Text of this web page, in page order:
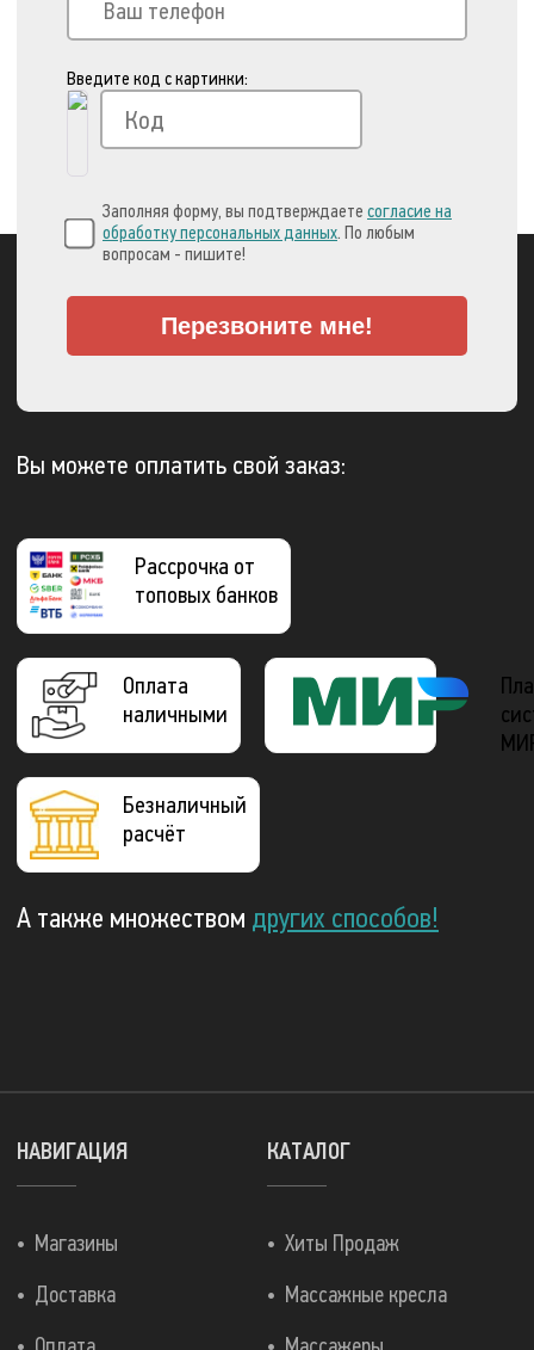
Введите код с картинки:
Заполняя форму, вы подтверждаете согласие на
обработку персональных данных. По любым
вопросам - пишите!
Перезвоните мне!
Вы можете оплатить свой заказ:
Рассрочка от
топовых банков
Оплата
наличными
Безналичный
расчёт
А также множеством других способов!
КАТАЛОГ
Хиты Продаж
Массажные кресла
НАВИГАЦИЯ
Магазины
Доставка